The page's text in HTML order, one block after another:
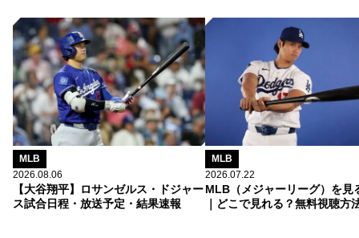
MLB
2026.08.06
【大谷翔平】ロサンゼルス・ドジャー
ス試合日程・放送予定・結果速報
MLB
2026.07.22
MLB（メジャーリーグ）を見
｜どこで見れる？無料視聴方